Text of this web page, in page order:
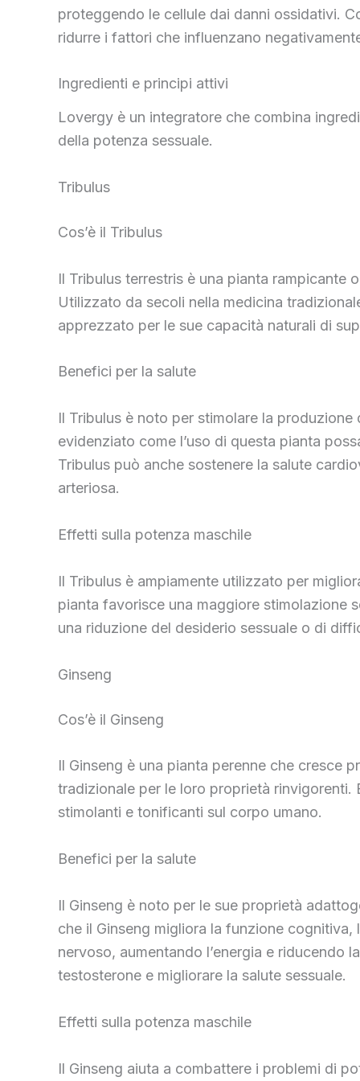
proteggendo le cellule dai danni ossidativi.
ridurre i fattori che influenzano
Ingredienti e principi attivi
Lovergy è un integratore che combina
della potenza sessuale.
Tribulus
Cos’è il Tribulus
Il Tribulus terrestris è una pianta rampicante
Utilizzato da secoli nella medicina
apprezzato per le sue capacità naturali di
Benefici per la salute
Il Tribulus è noto per stimolare la
evidenziato come l’uso di questa pianta
Tribulus può anche sostenere la salute
arteriosa.
Effetti sulla potenza maschile
Il Tribulus è ampiamente utilizzato per
pianta favorisce una maggiore stimolazione
una riduzione del desiderio sessuale o di
Ginseng
Cos’è il Ginseng
Il Ginseng è una pianta perenne che cresce
tradizionale per le loro proprietà rinvigorenti.
stimolanti e tonificanti sul corpo umano.
Benefici per la salute
Il Ginseng è noto per le sue proprietà
che il Ginseng migliora la funzione
nervoso, aumentando l’energia e riducendo
testosterone e migliorare la salute sessuale.
Effetti sulla potenza maschile
Il Ginseng aiuta a combattere i problemi di